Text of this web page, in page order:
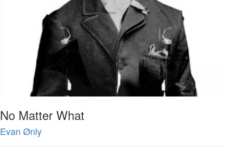
No Matter What
Evan Ønly